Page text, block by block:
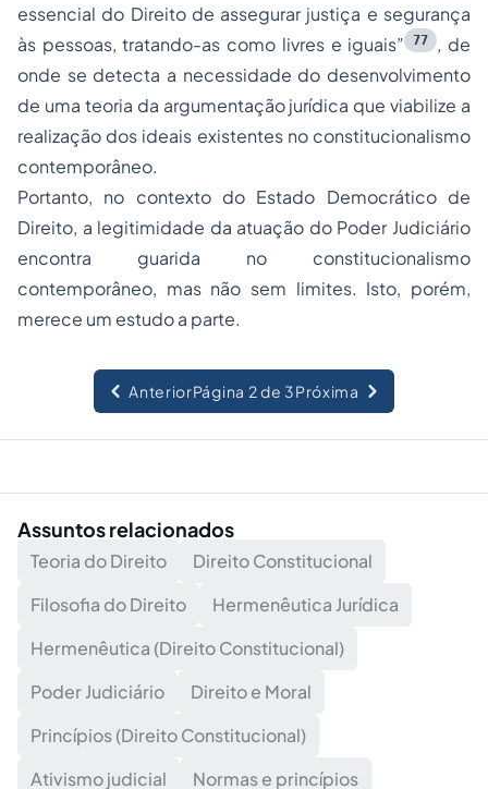
essencial do Direito de assegurar justiça e segurança
às pessoas, tratando-as como livres e iguais” 77
, de
onde se detecta a necessidade do desenvolvimento
de uma teoria da argumentação jurídica que viabilize a
realização dos ideais existentes no constitucionalismo
contemporâneo.
Portanto, no contexto do Estado Democrático de
Direito, a legitimidade da atuação do Poder Judiciário
encontra guarida no constitucionalismo
contemporâneo, mas não sem limites. Isto, porém,
merece um estudo a parte.
AnteriorPágina 2 de 3Próxima
Assuntos relacionados
Teoria do Direito
Direito Constitucional
Filosofia do Direito
Hermenêutica Jurídica
Hermenêutica (Direito Constitucional)
Poder Judiciário
Direito e Moral
Princípios (Direito Constitucional)
Ativismo judicial
Normas e princípios